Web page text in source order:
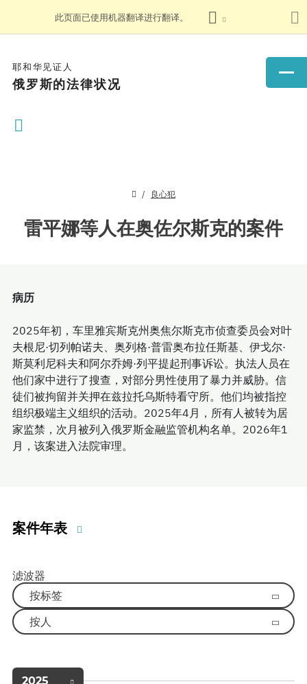
此页面已使用机器翻译进行翻译。
耶和华见证人
俄罗斯的法律状况
良心犯
雷平娜等人在奥佐尔斯克的案件
病历
2025年初，车里雅宾斯克州奥焦尔斯克市侦查委员会对叶
夫根尼·切列帕诺夫、奥列格·普雷奥布拉任斯基、伊戈尔·
斯莫利尼科夫和阿尔乔姆·列平提起刑事诉讼。执法人员在
他们家中进行了搜查，对部分男性使用了暴力并威胁。信
徒们被拘留并关押在兹拉托乌斯特看守所。他们均被指控
组织极端主义组织的活动。2025年4月，所有人被转为居
家监禁，次月被列入俄罗斯金融监管机构名单。2026年1
月，该案进入法院审理。
案件年表
滤波器
按标签
按人
2025